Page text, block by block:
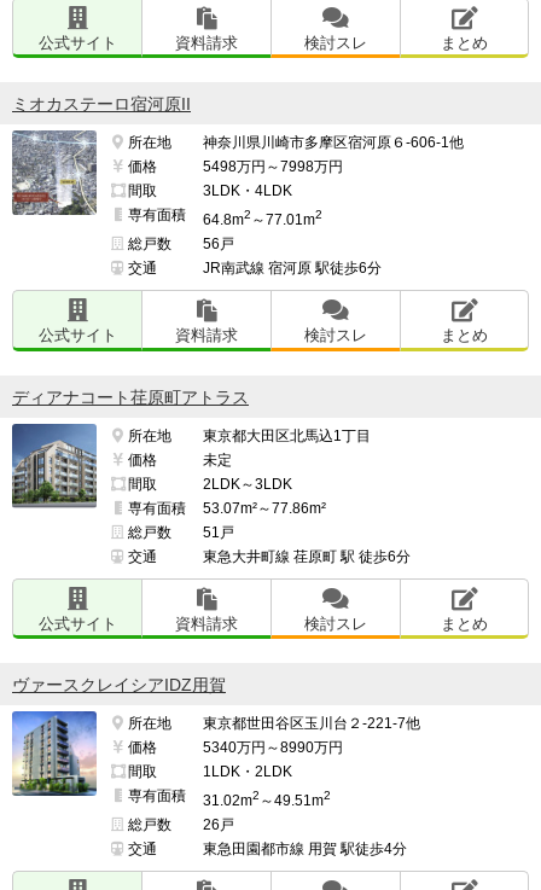
プレディア横浜三ツ沢
検討スレ：
https://www.e-mansion.co.jp/bbs/th...
パレステージ山手石川町
検討スレ：https://www.e-mansion.co.jp/bbs/th...
━━━━━━━━━━━━━━━━━━━
上記の中からマンションを選んだ理由
━━━━━━━━━━━━━━━━━━━
立地と価格のバランス、規模
当コーナーでは、入居者・契約者の方からのクチコミを
募集しています。
https://e-ma.co/q2FKk
公式サイト 資料請求 検討スレ まとめ
ミオカステーロ宿河原II
所在地
神奈川県川崎市多摩区宿河原６-606-1他
価格
5498万円～7998万円
間取
3LDK・4LDK
専有面積
64.8m2 ～77.01m2
総戸数
56戸
交通
JR南武線 宿河原 駅徒歩6分
公式サイト 資料請求 検討スレ まとめ
ディアナコート荏原町アトラス
所在地
東京都大田区北馬込1丁目
価格
未定
間取
2LDK～3LDK
専有面積
53.07m²～77.86m²
総戸数
51戸
交通
東急大井町線 荏原町 駅 徒歩6分
公式サイト 資料請求 検討スレ まとめ
ヴァースクレイシアIDZ用賀
所在地
東京都世田谷区玉川台２-221-7他
価格
5340万円～8990万円
間取
1LDK・2LDK
専有面積
31.02m2 ～49.51m2
総戸数
26戸
交通
東急田園都市線 用賀 駅徒歩4分